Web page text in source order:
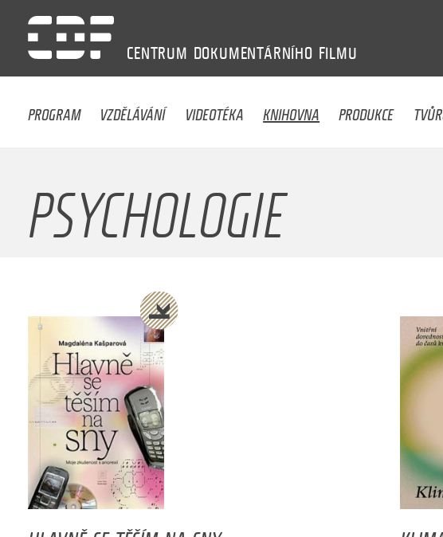
CENTRUM DOKUMENTÁRNÍHO FILMU
PROGRAM VZDĚLÁVÁNÍ VIDEOTÉKA KNIHOVNA PRODUKCE
PSYCHOLOGIE